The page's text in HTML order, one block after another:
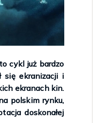
cykl już bardzo
się ekranizacji i
ekranach kin.
polskim rynku,
doskonałej